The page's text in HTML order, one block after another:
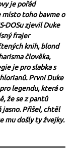
je pořád
místo toho bavme o
DOSu zjevil Duke
frajer
knih, blond
člověka,
je pro slabka s
První Duke
legendu, která o
že se z pantů
jasno. Přišel, chtěl
mu došly ty žvejky.